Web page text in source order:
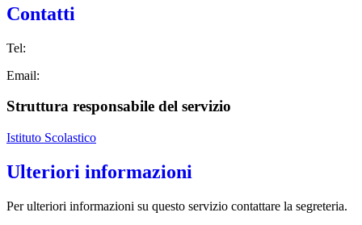
Contatti
Tel:
Email:
Struttura responsabile del servizio
Istituto Scolastico
Ulteriori informazioni
Per ulteriori informazioni su questo servizio contattare la segreteria.